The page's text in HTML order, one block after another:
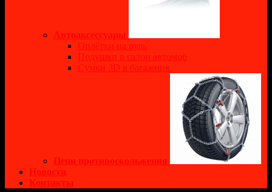
Автоаксессуары
Оплётки на руль
Подушки в салон автомоб
Сумки 3D в багажник.
Цепи противоскольжения
Новости
Контакты